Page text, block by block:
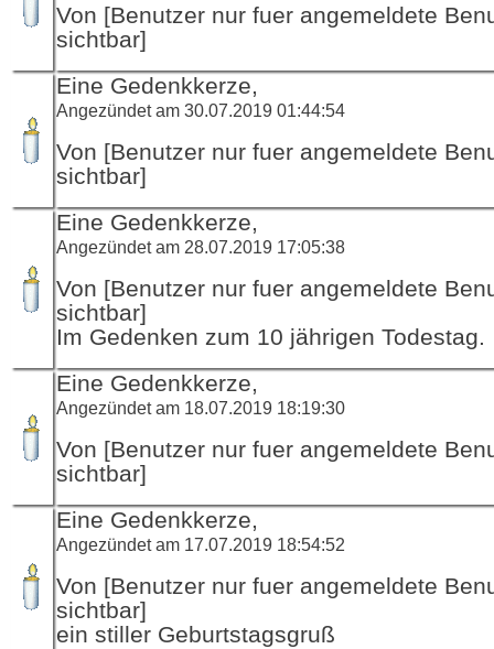
Von [Benutzer nur fuer angemeldete
sichtbar]
Eine Gedenkkerze,
Angezündet am 30.07.2019 01:44:54
Von [Benutzer nur fuer angemeldete
sichtbar]
Eine Gedenkkerze,
Angezündet am 28.07.2019 17:05:38
Von [Benutzer nur fuer angemeldete
sichtbar]
Im Gedenken zum 10 jährigen Todestag.
Eine Gedenkkerze,
Angezündet am 18.07.2019 18:19:30
Von [Benutzer nur fuer angemeldete
sichtbar]
Eine Gedenkkerze,
Angezündet am 17.07.2019 18:54:52
Von [Benutzer nur fuer angemeldete
sichtbar]
ein stiller Geburtstagsgruß